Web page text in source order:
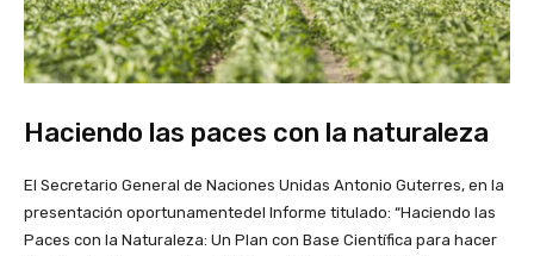
Haciendo las paces con la naturaleza
El Secretario General de Naciones Unidas Antonio Guterres, en la
presentación oportunamentedel Informe titulado: “Haciendo las
Paces con la Naturaleza: Un Plan con Base Científica para hacer